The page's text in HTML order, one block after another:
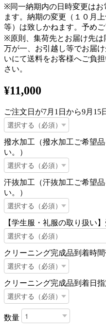
※同一納期内の日時変更はお
ます。納期の変更（１０月
等）は致しかねます。予めご
※原則、集荷先とお届け先は
万が一、お引越し等でお届
いにて送料をお客様へご負
さい。
¥11,000
ご注文日が7月1日から9月15
撥水加工（撥水加工ご希望
い。）
汗抜加工（汗抜加工ご希望
い。）
【学生服・礼服の取り扱い
クリーニング完成品到着時
クリーニング完成品到着日指
数量